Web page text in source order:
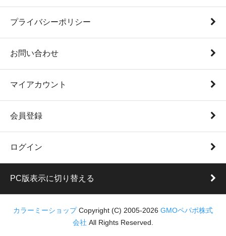
プライバシーポリシー
お問い合わせ
マイアカウント
会員登録
ログイン
PC版表示に切り替える
カラーミーショップ Copyright (C) 2005-2026 GMOペパボ株式
会社 All Rights Reserved.